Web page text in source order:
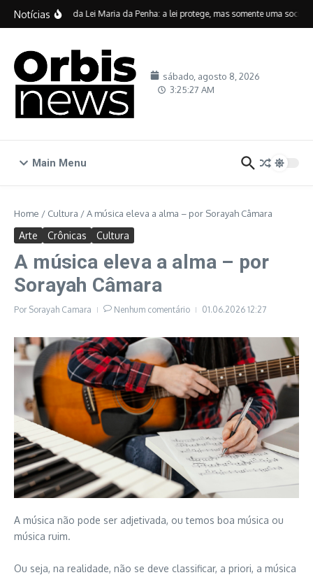
Ir para o conteúdo
Notícias
Vinte anos da Lei Maria da Penha: a lei protege, mas somente uma
sábado, agosto 8, 2026
3:25:27 AM
Main Menu
Home / Cultura /A música eleva a alma – por Sorayah Câmara
Arte Crônicas Cultura
A música eleva a alma – por
Sorayah Câmara
Por Sorayah Camara Nenhum comentário 01.06.2026 12:27
A música não pode ser adjetivada, ou temos boa música ou
música ruim.
Ou seja, na realidade, não se deve classificar, a priori, a música